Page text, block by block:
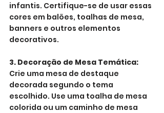
infantis. Certifique-se de usar essas
cores em balões, toalhas de mesa,
banners e outros elementos
decorativos.
3. Decoração de Mesa Temática:
Crie uma mesa de destaque
decorada segundo o tema
escolhido. Use uma toalha de mesa
colorida ou um caminho de mesa